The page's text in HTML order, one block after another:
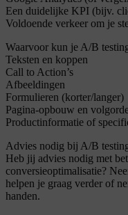
Een duidelijke KPI (bijv.
Voldoende verkeer om je
Waarvoor kun je A/B
Teksten en koppen
Call to Action’s
Afbeeldingen
Formulieren (korter/langer)
Pagina-opbouw en
Productinformatie of
Advies nodig bij A/B
Heb jij advies nodig met
conversieoptimalisatie?
helpen je graag verder of
handen.